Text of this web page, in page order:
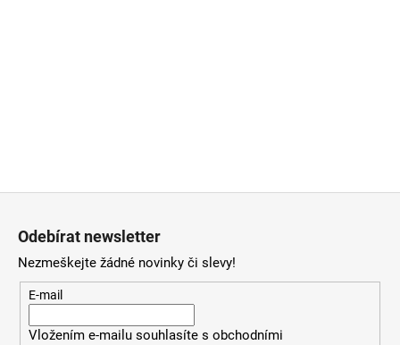
Odebírat newsletter
Nezmeškejte žádné novinky či slevy!
E-mail
Vložením e-mailu souhlasítes obchodními